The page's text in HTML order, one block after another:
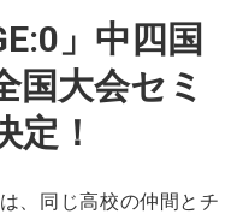
」中四国
国大会セミ
定！
は、同じ高校の仲間とチ